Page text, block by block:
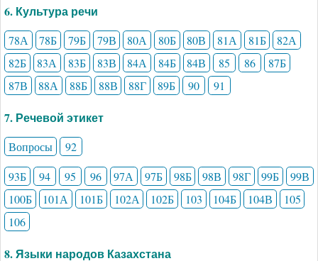
6. Культура речи
78А 78Б 79Б 79В 80А 80Б 80В 81А 81Б
82А
82Б
83А 83Б 83В 84А 84Б 84В 85 86
87Б
87В
88А 88Б 88В 88Г 89Б 90 91
7. Речевой этикет
Вопросы
92
93Б
94 95 96 97А 97Б 98Б 98В 98Г 99Б
99В
100Б
101А 101Б 102А 102Б 103 104Б 104В
105
106
8. Языки народов Казахстана